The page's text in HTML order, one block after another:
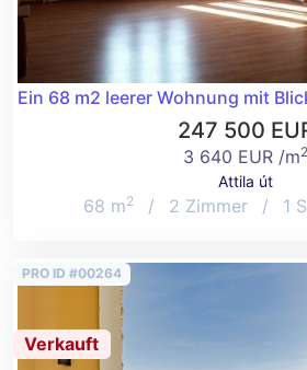
Ein 68 m2 leerer Wohnung mit
247 500
3 640 EUR /m2
Attila út
68 m2 / 2 Zimmer / 1
PRO ID #00264
Verkauft